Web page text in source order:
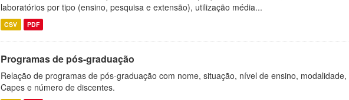
laboratórios por tipo (ensino, pesquisa e extensão), utilização média...
CSV PDF
Programas de pós-graduação
Relação de programas de pós-graduação com nome, situação, nível de ensino,
Capes e número de discentes.